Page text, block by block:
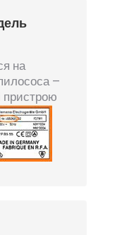
на
–
пристрою